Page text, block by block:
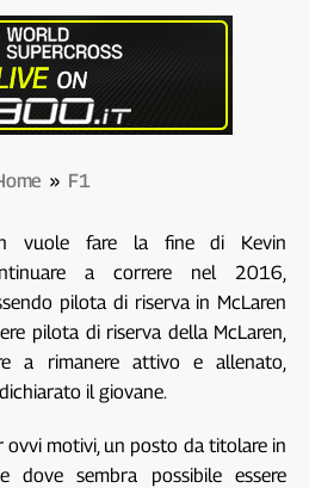
» F1
vuole fare la fine di Kevin
a correre nel 2016,
pilota di riserva in McLaren
pilota di riserva della McLaren,
a rimanere attivo e allenato,
il giovane.
ovvi motivi, un posto da titolare in
dove sembra possibile essere